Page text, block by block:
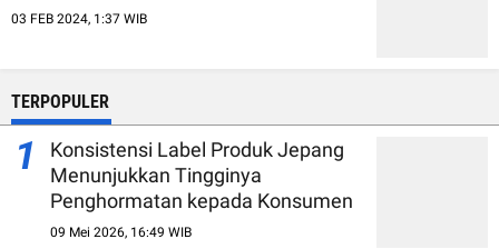
03 FEB 2024, 1:37 WIB
TERPOPULER
1
Konsistensi Label Produk Jepang
Menunjukkan Tingginya
Penghormatan kepada Konsumen
09 Mei 2026, 16:49 WIB